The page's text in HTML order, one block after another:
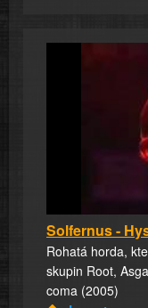
Solfernus -
Rohatá horda,
skupin Root,
coma (2005)